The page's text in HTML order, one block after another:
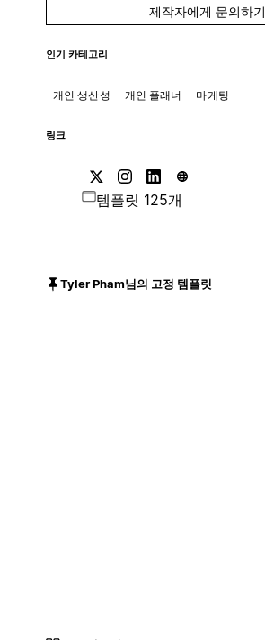
제작자에게 문의하기
인기 카테고리
개인 생산성 개인 플래너 마케팅
링크
템플릿 125개
Tyler Pham님의 고정 템플릿